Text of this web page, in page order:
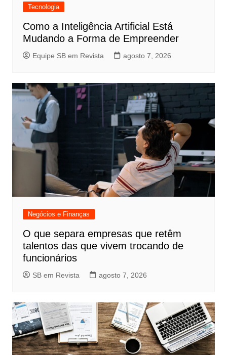
Tecnologia
Como a Inteligência Artificial Está
Mudando a Forma de Empreender
Equipe SB em Revista agosto 7, 2026
Negócios e Finanças
O que separa empresas que retêm
talentos das que vivem trocando de
funcionários
SB em Revista agosto 7, 2026